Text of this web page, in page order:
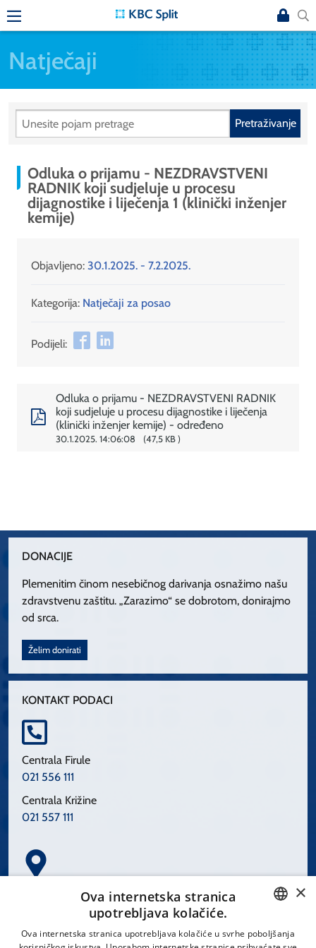
Natječaji
Pretraživanje
Odluka o prijamu - NEZDRAVSTVENI
RADNIK koji sudjeluje u procesu
dijagnostike i liječenja 1 (klinički inženjer
kemije)
Objavljeno: 30.1.2025. - 7.2.2025.
Kategorija: Natječaji za posao
Podijeli:
Odluka o prijamu - NEZDRAVSTVENI RADNIK
koji sudjeluje u procesu dijagnostike i liječenja
(klinički inženjer kemije) - određeno
30.1.2025. 14:06:08 47,5 KB
DONACIJE
Plemenitim činom nesebičnog darivanja osnažimo našu
zdravstvenu zaštitu. „Zarazimo“ se dobrotom, donirajmo
od srca.
Želim donirati
KONTAKT PODACI
Centrala Firule
021 556 111
Centrala Križine
021 557 111
Spinčićeva 1, 21000 Split
CROATIAN
×
Ova internetska stranica
upotrebljava kolačiće.
Ova internetska stranica upotrebljava kolačiće u svrhe poboljšanja